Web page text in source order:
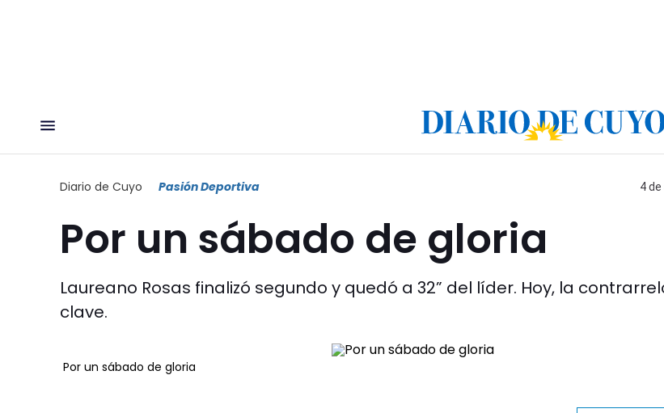
Diario de Cuyo Pasión Deportiva 4
Por un sábado de gloria
Laureano Rosas finalizó segundo y quedó a 32” del líder. Hoy, la
clave.
Por un sábado de gloria